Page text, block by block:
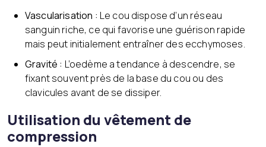
Vascularisation : Le cou dispose d’un réseau
sanguin riche, ce qui favorise une guérison rapide
mais peut initialement entraîner des ecchymoses.
Gravité : L’oedème a tendance à descendre, se
fixant souvent près de la base du cou ou des
clavicules avant de se dissiper.
Utilisation du vêtement de
compression